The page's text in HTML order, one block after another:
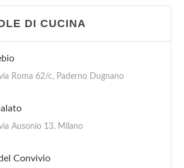
DI CUCINA
Roma 62/c, Paderno Dugnano
Ausonio 13, Milano
Convivio